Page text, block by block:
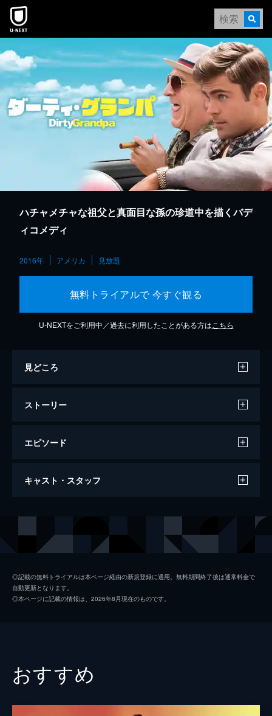
本文へスキップ
ハチャメチャな祖父と真面目な孫の珍道中を描くバデ
ィコメディ
2016年 アメリカ 見放題
無料トライアルで 今すぐ観る
U-NEXTをご利用中／過去に利用したことがある方は こちら
見どころ
ストーリー
エピソード
ダーティ・グランパ
キャスト・スタッフ
ジェイソン・ケリー ザック・エフロン
アダム・パリー
◎記載の無料トライアルは本ページ経由の新規登録に適用。無料期間終了後は通常料金で
自動更新となります。
◎本ページに記載の情報は、2026年8月現在のものです。
おすすめ